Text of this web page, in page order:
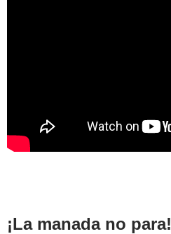
¡La manada no para!